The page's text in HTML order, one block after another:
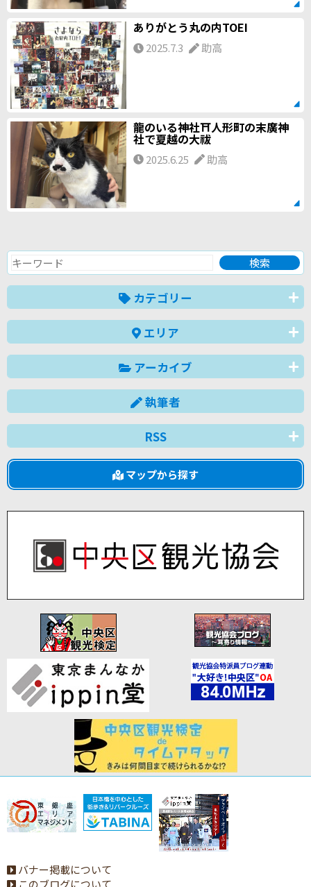
ありがとう丸の内TOEI
2025.7.3 助高
龍のいる神社⛩️人形町の末廣神
社で夏越の大祓
2025.6.25 助高
カテゴリー
エリア
アーカイブ
執筆者
RSS
マップから探す
バナー掲載について
このブログについて